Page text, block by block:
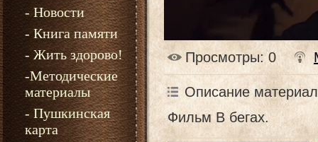
- Новости
- Книга памяти
- Жить здорово!
-Методические
материалы
- Пушкинская
карта
Просмотры: 0
Описание
Фильм В бегах.